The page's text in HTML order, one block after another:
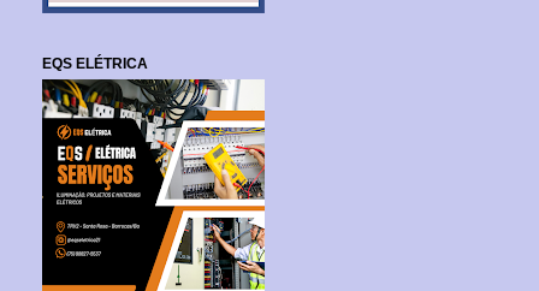
EQS ELÉTRICA